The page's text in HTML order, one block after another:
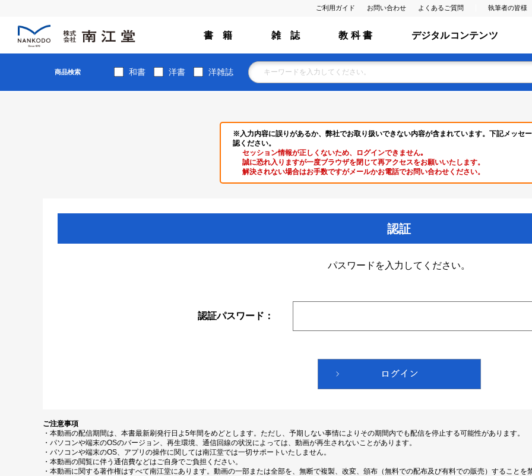
ご利用ガイド お問い合わせ よくあるご質問 執筆者の皆様
書 籍 雑 誌 教 科 書 デジタルコンテンツ
商品検索 和書 洋書 洋雑誌
※入力内容に誤りがあるか、弊社でお取り扱いできない内容が含まれています。下記メッセ
認ください。
セッション情報が正しくないため、ログインできません｡
誠に恐れ入りますが一度ブラウザを閉じて再アクセスをお願いいたします。
解決されない場合はお手数ですがメールかお電話でお問い合わせください。
認証
パスワードを入力してください。
認証パスワード：
ご注意事項
・本動画の配信期間は、本書最新刷発行日よ5年間をめどとします。ただし、予期しない事情によりその期間内でも配信を停止する可能性があります。
・パソコンや端末のOSのバージョン、再生環境、通信回線の状況によっては、動画が再生されないことがあります。
・パソコンや端末のOS、アプリの操作に関しては南江堂では一切サポートいたしません。
・本動画の閲覧に伴う通信費などはご自身でご負担ください。
・本動画に関する著作権はすべて南江堂にあります。動画の一部または全部を、無断で複製、改変、頒布（無料での配布及び有料での販売）することを